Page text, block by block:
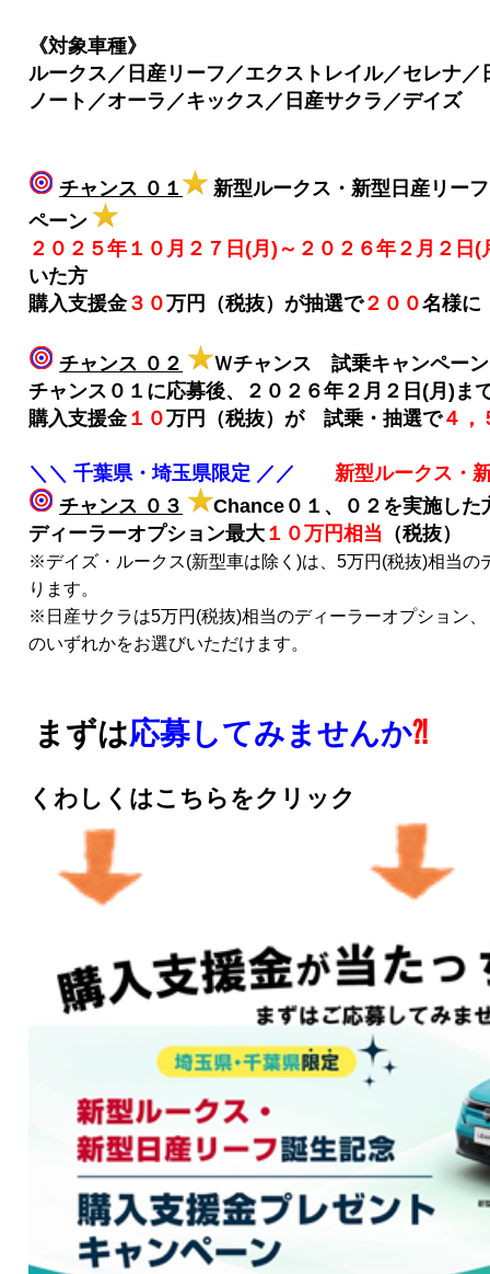
《対象車種》
ルークス／日産リーフ／エクストレイル／セレナ／
ノート／オーラ／キックス／日産サクラ／デイズ
チャンス ０１
新型ルークス・新型日産リー
ペーン
２０２５年１０月２７日(月)～２０２６年２月２日(
いた方
購入支援金３０万円（税抜）が抽選で２００名様に
チャンス ０２
Ｗチャンス 試乗キャンペー
チャンス０１に応募後、２０２６年２月２日(月)ま
購入支援金１０万円（税抜）が 試乗・抽選で４，
＼＼ 千葉県・埼玉県限定 ／／新型ルークス・
チャンス ０３
Chance０１、０２を実施した
ディーラーオプション最大 １０万円相当 （税抜）
※デイズ・ルークス(新型車は除く)は、5万円(税抜)相当の
ります。
※日産サクラは5万円(税抜)相当のディーラーオプション
のいずれかをお選びいただけます。
まずは応募してみませんか⁈
くわしくはこちらをクリック